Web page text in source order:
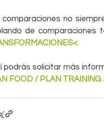
comparaciones no
de comparaciones
podrás solicitar más
FOOD / PLAN